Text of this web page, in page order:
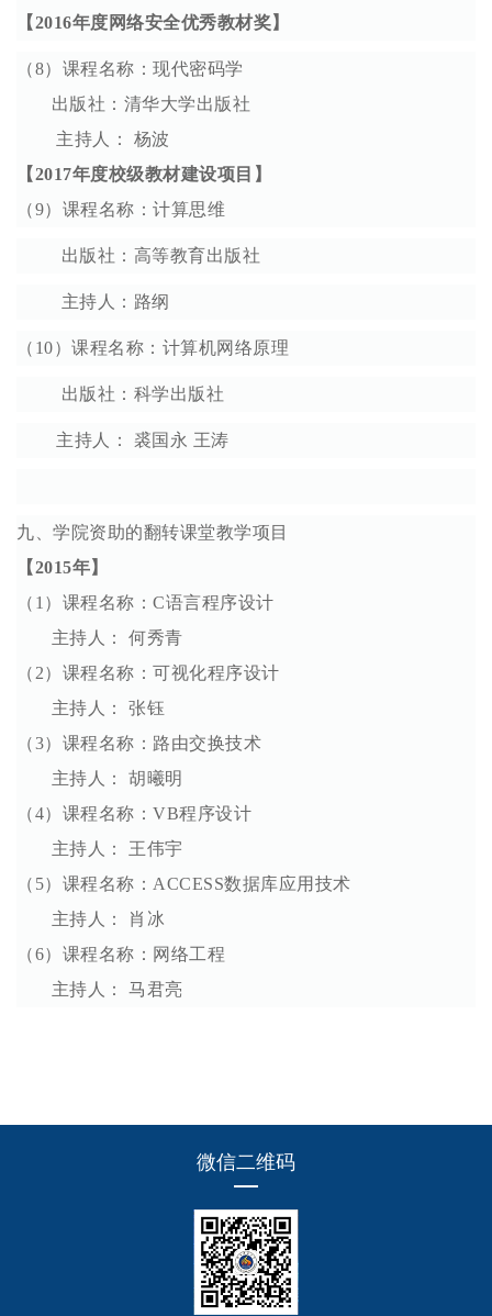
【2016年度网络安全优秀教材奖】
（8）课程名称：现代密码学
出版社：清华大学出版社
主持人： 杨波
【2017年度校级教材建设项目】
（9）课程名称：计算思维
出版社：高等教育出版社
主持人：路纲
（10）课程名称：计算机网络原理
出版社：科学出版社
主持人： 裘国永 王涛
九、学院资助的翻转课堂教学项目
【2015年】
（1）课程名称：C语言程序设计
主持人： 何秀青
（2）课程名称：可视化程序设计
主持人： 张钰
（3）课程名称：路由交换技术
主持人： 胡曦明
（4）课程名称：VB程序设计
主持人： 王伟宇
（5）课程名称：ACCESS数据库应用技术
主持人： 肖冰
（6）课程名称：网络工程
主持人： 马君亮
微信二维码